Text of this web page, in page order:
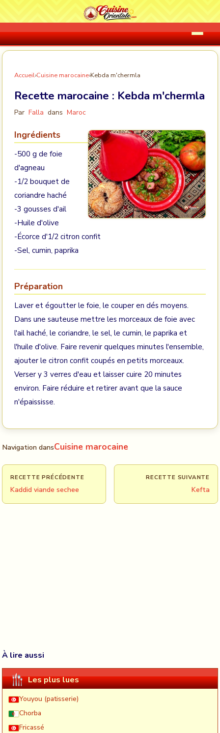
Accueil›Cuisine marocaine›Kebda m'chermla
Recette marocaine : Kebda m'chermla
Par Falla dans Maroc
Ingrédients
-500 g de foie
d'agneau
-1/2 bouquet de
coriandre haché
-3 gousses d'ail
-Huile d'olive
-Écorce d'1/2 citron confit
-Sel, cumin, paprika
Préparation
Laver et égoutter le foie, le couper en dés moyens.
Dans une sauteuse mettre les morceaux de foie avec
l'ail haché, le coriandre, le sel, le cumin, le paprika et
l'huile d'olive. Faire revenir quelques minutes l'ensemble,
ajouter le citron confit coupés en petits morceaux.
Verser y 3 verres d'eau et laisser cuire 20 minutes
environ. Faire réduire et retirer avant que la sauce
n'épaississe.
Navigation dansCuisine marocaine
RECETTE PRÉCÉDENTE
Kaddid viande sechee
RECETTE SUIVANTE
Kefta
À lire aussi
Les plus lues
Youyou (patisserie)
Chorba
Fricassé